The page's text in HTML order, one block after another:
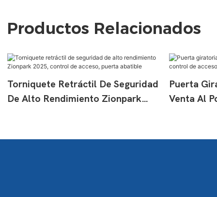
Productos Relacionados
Torniquete Retráctil De Seguridad
De Alto Rendimiento Zionpark
Puerta
Venta Al